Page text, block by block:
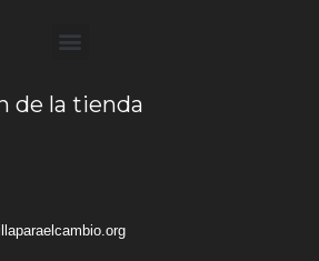
de la tienda